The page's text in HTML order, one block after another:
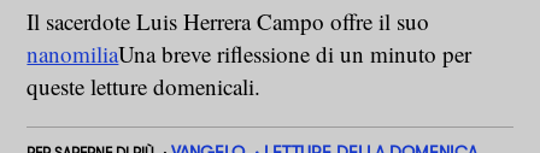
Il sacerdote Luis Herrera Campo offre il suo
nanomiliaUna breve riflessione di un minuto per
queste letture domenicali.